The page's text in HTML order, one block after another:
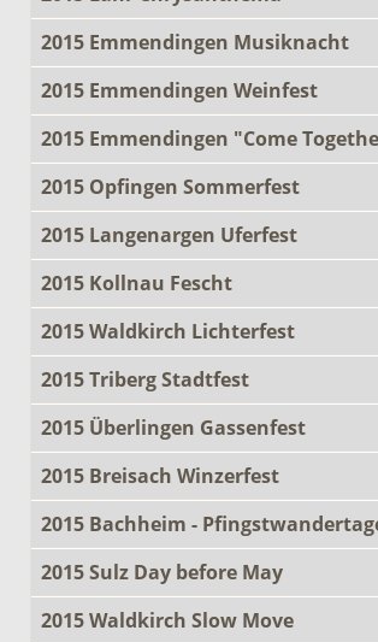
2015 Emmendingen Musiknacht
2015 Emmendingen Weinfest
2015 Emmendingen "Come
2015 Opfingen Sommerfest
2015 Langenargen Uferfest
2015 Kollnau Fescht
2015 Waldkirch Lichterfest
2015 Triberg Stadtfest
2015 Überlingen Gassenfest
2015 Breisach Winzerfest
2015 Bachheim -
2015 Sulz Day before May
2015 Waldkirch Slow Move